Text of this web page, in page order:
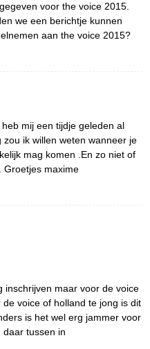
voor the voice 2015.
we een berichtje kunnen
aan the voice 2015?
mij een tijdje geleden al
ik willen weten wanneer je
mag komen .En zo niet of
Groetjes maxime
inschrijven maar voor de voice
voice of holland te jong is dit
is het wel erg jammer voor
daar tussen in